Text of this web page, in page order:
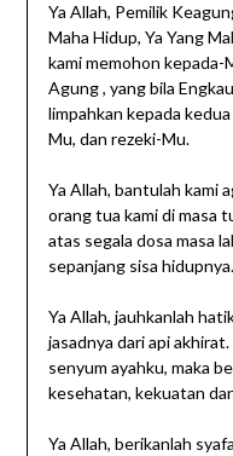
Ya Allah, Pemilik
Maha Hidup, Ya Yang
kami memohon kepada-
Agung , yang bila
limpahkan kepada
Mu, dan rezeki-Mu.
Ya Allah, bantulah kami
orang tua kami di masa
atas segala dosa masa
sepanjang sisa hidupnya.
Ya Allah, jauhkanlah
jasadnya dari api
senyum ayahku, maka
kesehatan, kekuatan
Ya Allah, berikanlah